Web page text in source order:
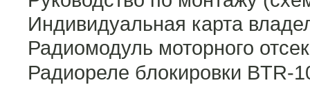
Индивидуальная карта
Радиомодуль моторного
Радиореле блокировки BTR-